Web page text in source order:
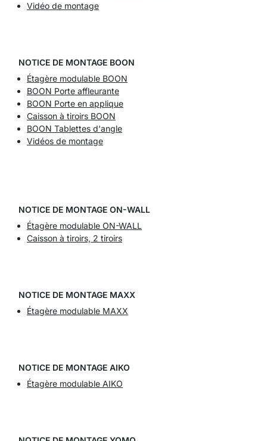
Vidéo de montage
NOTICE DE MONTAGE BOON
Étagère modulable BOON
BOON Porte affleurante
BOON Porte en applique
Caisson à tiroirs BOON
BOON Tablettes d'angle
Vidéos de montage
NOTICE DE MONTAGE ON-WALL
Étagère modulable ON-WALL
Caisson à tiroirs, 2 tiroirs
NOTICE DE MONTAGE MAXX
Étagère modulable MAXX
NOTICE DE MONTAGE AIKO
Étagère modulable AIKO